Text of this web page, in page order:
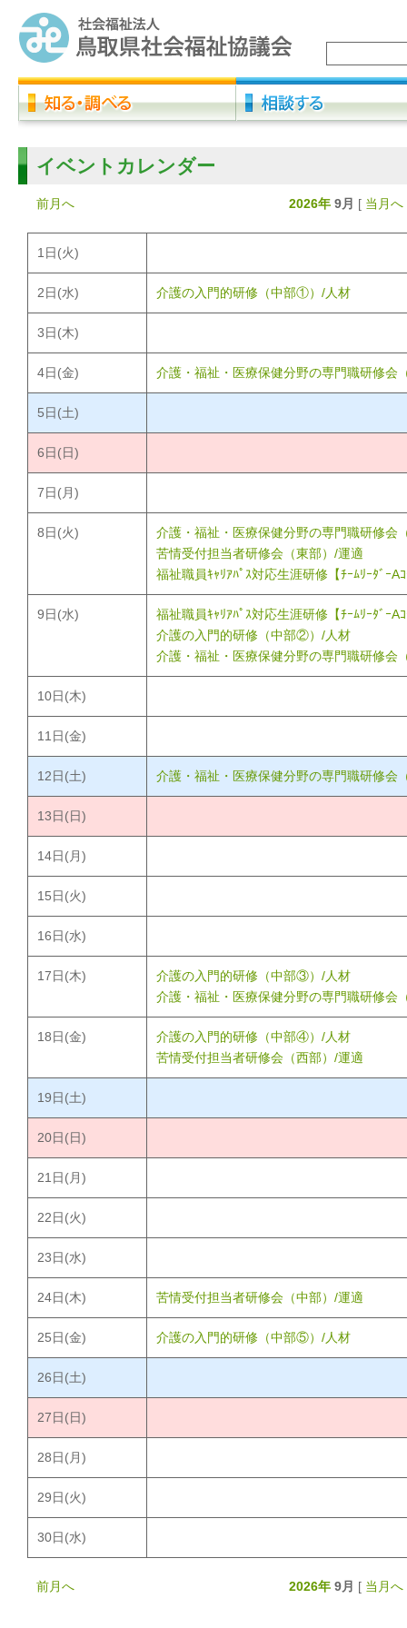
イベントカレンダー
前月へ 2026年 9月 [ 当月へ
1 日(火)
2日(水) 介護の入門的研修（中部①）/人材
3日(木)
4日(金) 介護・福祉・医療保健分野の専門職研修会
5日(土)
6日(日)
7日(月)
8日(火)
介護・福祉・医療保健分野の専門職研修会
苦情受付担当者研修会（東部）/運適
福祉職員ｷｬﾘｱﾊﾟｽ対応生涯研修【ﾁｰﾑﾘｰﾀﾞｰA
9日(水)
福祉職員ｷｬﾘｱﾊﾟｽ対応生涯研修【ﾁｰﾑﾘｰﾀﾞｰA
介護の入門的研修（中部②）/人材
介護・福祉・医療保健分野の専門職研修会
10日(木)
11 日(金)
12日(土) 介護・福祉・医療保健分野の専門職研修会
13日(日)
14日(月)
15日(火)
16日(水)
17日(木)
介護の入門的研修（中部③）/人材
介護・福祉・医療保健分野の専門職研修会
18日(金)
介護の入門的研修（中部④）/人材
苦情受付担当者研修会（西部）/運適
19日(土)
20日(日)
21 日(月)
22日(火)
23日(水)
24日(木) 苦情受付担当者研修会（中部）/運適
25日(金) 介護の入門的研修（中部⑤）/人材
26日(土)
27日(日)
28日(月)
29日(火)
30日(水)
前月へ 2026年 9月 [ 当月へ